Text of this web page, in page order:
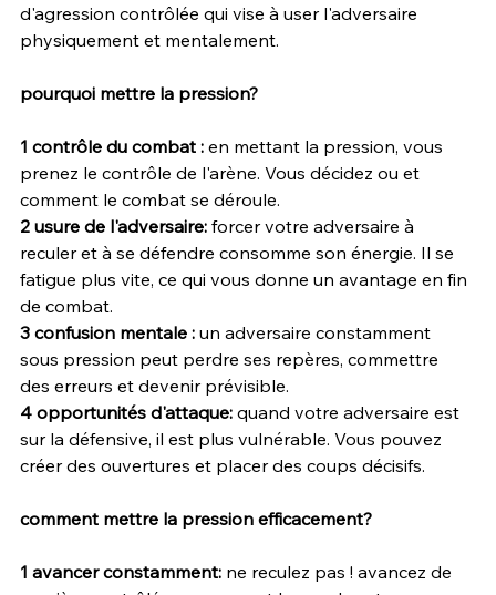
d'agression contrôlée qui vise à user l'adversaire
physiquement et mentalement.
pourquoi mettre la pression?
1 contrôle du combat : en mettant la pression, vous
prenez le contrôle de l'arène. Vous décidez ou et
comment le combat se déroule.
2 usure de l'adversaire: forcer votre adversaire à
reculer et à se défendre consomme son énergie. Il se
fatigue plus vite, ce qui vous donne un avantage en fin
de combat.
3 confusion mentale : un adversaire constamment
sous pression peut perdre ses repères, commettre
des erreurs et devenir prévisible.
4 opportunités d'attaque: quand votre adversaire est
sur la défensive, il est plus vulnérable. Vous pouvez
créer des ouvertures et placer des coups décisifs.
comment mettre la pression efficacement?
1 avancer constamment: ne reculez pas ! avancez de